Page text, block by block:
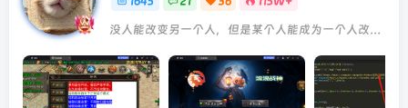
没人能改变另一个人，但是某个人能成为一个人改变的原因